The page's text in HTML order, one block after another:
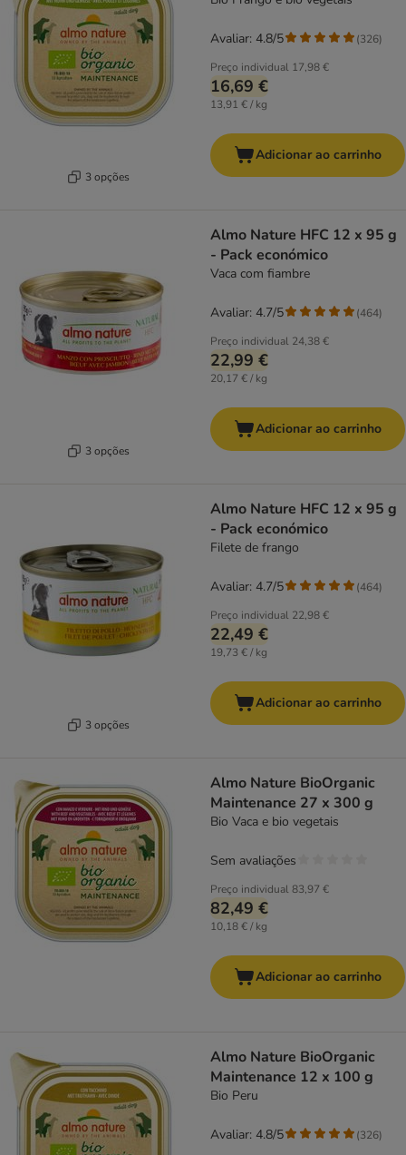
3 opções
Preço individual 17,98 €
16,69 €
13,91 € / kg
Avaliar: 4.8/5 (326)
Adicionar ao carrinho
3 opções
Almo Nature HFC 12 x 95 g
- Pack económico
Vaca com fiambre
Preço individual 24,38 €
22,99 €
20,17 € / kg
Avaliar: 4.7/5 (464)
Adicionar ao carrinho
3 opções
Almo Nature HFC 12 x 95 g
- Pack económico
Filete de frango
Preço individual 22,98 €
22,49 €
19,73 € / kg
Avaliar: 4.7/5 (464)
Adicionar ao carrinho
Almo Nature BioOrganic
Maintenance 27 x 300 g
Bio Vaca e bio vegetais
Preço individual83,97 €
82,49 €
10,18 € / kg
Sem avaliações
Adicionar ao carrinho
Almo Nature BioOrganic
Maintenance 12 x 100 g
Bio Peru
Avaliar: 4.8/5 (326)